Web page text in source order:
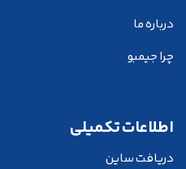
درباره ما
چرا جیمبو
اطلاعات تکمیلی
دریافت ساین